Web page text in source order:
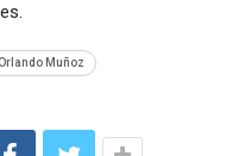
Orlando Muñoz